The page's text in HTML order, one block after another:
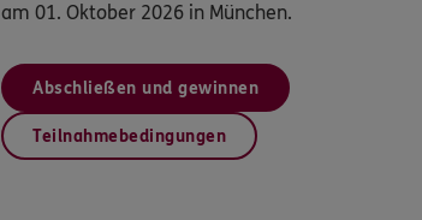
am 01. Oktober 2026 in München.
Abschließen und gewinnen
Teilnahmebedingungen